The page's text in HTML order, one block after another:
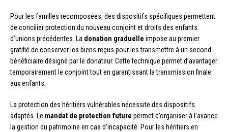
Pour les familles recomposées, des dispositifs spécifiques permettent
de concilier protection du nouveau conjoint et droits des enfants
d’unions précédentes. La donation graduelle impose au premier
gratifié de conserver les biens reçus pour les transmettre à un second
bénéficiaire désigné par le donateur. Cette technique permet d’avantager
temporairement le conjoint tout en garantissant la transmission finale
aux enfants.
La protection des héritiers vulnérables nécessite des dispositifs
adaptés. Le mandat de protection future permet d’organiser à l’avance
la gestion du patrimoine en cas d’incapacité. Pour les héritiers en